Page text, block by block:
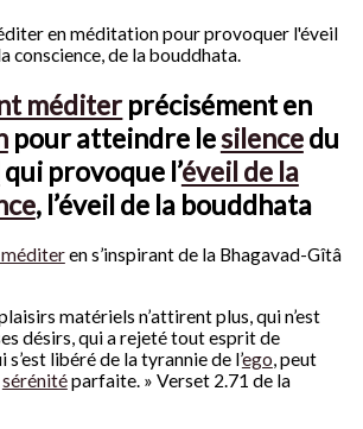
méditerprécisément en
pour atteindre lesilencedu
qui provoque l’éveil de la
, l’éveil de la bouddhata
en s’inspirant de la Bhagavad-Gîtâ
matériels n’attirent plus, qui n’est
désirs, qui a rejeté tout esprit de
libéré de la tyrannie de l’ego, peut
sérénitéparfaite. » Verset 2.71 de la